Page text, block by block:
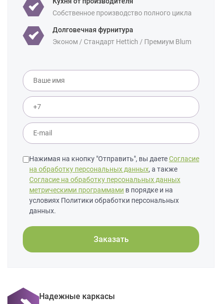
Собственное производство полного цикла
Долговечная фурнитура
Эконом / Стандарт Hettich / Премиум Blum
Нажимая на кнопку "Отправить", вы даетеСогласие
на обработку персональных данных, а также
Согласие на обработку персональных данных
метрическими программами в порядке и на
условиях Политики обработки персональных
данных.
Заказать
Надежные каркасы